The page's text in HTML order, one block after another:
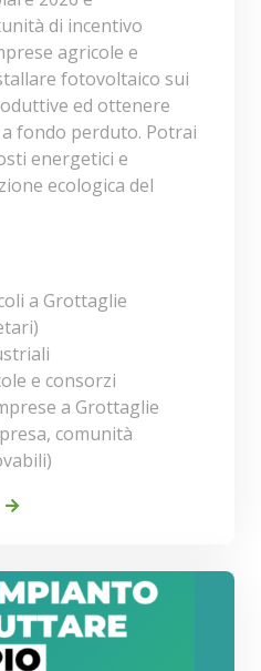
di incentivo
agricole e
fotovoltaico sui
ed ottenere
fondo perduto. Potrai
energetici e
ecologica del
a Grottaglie
e consorzi
a Grottaglie
comunità